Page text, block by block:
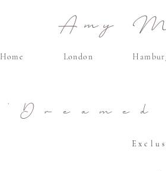
Amy
Home London